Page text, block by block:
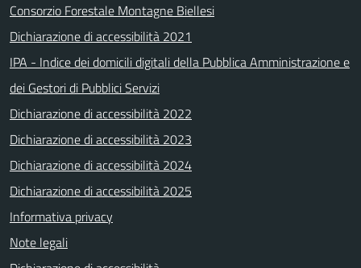
Consorzio Forestale Montagne Biellesi
Dichiarazione di accessibilità 2021
IPA - Indice dei domicili digitali della Pubblica Amministrazione e
dei Gestori di Pubblici Servizi
Dichiarazione di accessibilità 2022
Dichiarazione di accessibilità 2023
Dichiarazione di accessibilità 2024
Dichiarazione di accessibilità 2025
Informativa privacy
Note legali